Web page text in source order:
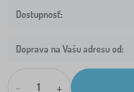
Doprava na Vašu adresu od:
- +